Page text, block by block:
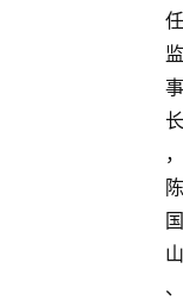
任
监
事
长
，
陈
国
山
、